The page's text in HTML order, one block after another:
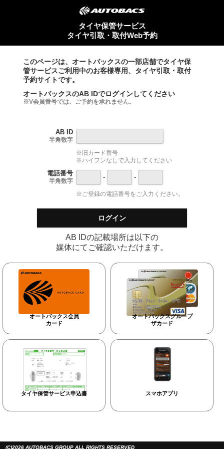
タイヤ保管サービス
タイヤ引取・取付Web予約
このページは、オートバックスの一部店舗でタイヤ保
管サービスご利用中のお客様専用、タイヤ引取・取付
予約サイトです。
オートバックスのAB IDでログインしてください
※V会員番号では、ご予約を承れません。
AB ID
半角数字
※旧カード番号
※ハイフンなしで入力してください
電話番号
半角数字 - -
※ご登録の電話番号をご入力ください。
ログイン
AB IDの記載場所は以下の
媒体にてご確認いただけます。
オートバックス会員
カード
オートバックスグループ
ザカード
タイヤ保管サービス申込書 スマホアプリ
(C)2026 AUTOBACS GROUP ALL RIGHTS RESERVED